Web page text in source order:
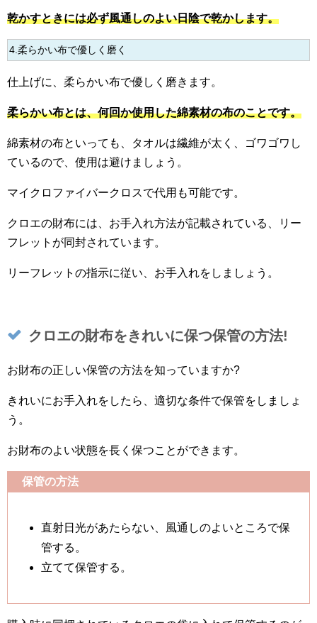
乾かすときには必ず風通しのよい日陰で乾かします。
4.柔らかい布で優しく磨く
仕上げに、柔らかい布で優しく磨きます。
柔らかい布とは、何回か使用した綿素材の布のことです。
綿素材の布といっても、タオルは繊維が太く、ゴワゴワし
ているので、使用は避けましょう。
マイクロファイバークロスで代用も可能です。
クロエの財布には、お手入れ方法が記載されている、リー
フレットが同封されています。
リーフレットの指示に従い、お手入れをしましょう。
クロエの財布をきれいに保つ保管の方法!
お財布の正しい保管の方法を知っていますか?
きれいにお手入れをしたら、適切な条件で保管をしましょ
う。
お財布のよい状態を長く保つことができます。
保管の方法
直射日光があたらない、風通しのよいところで保
管する。
立てて保管する。